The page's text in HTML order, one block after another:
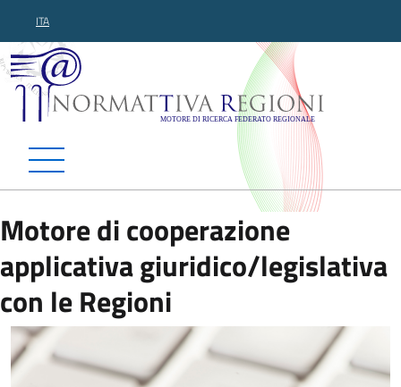
ITA
Normattiva Regioni -
Motore di cooperazione
applicativa giuridico/legislativa
con le Regioni